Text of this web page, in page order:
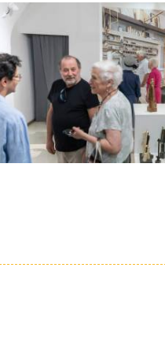
Fémbe öntött
elején nyílt
Tamás
kiállítása